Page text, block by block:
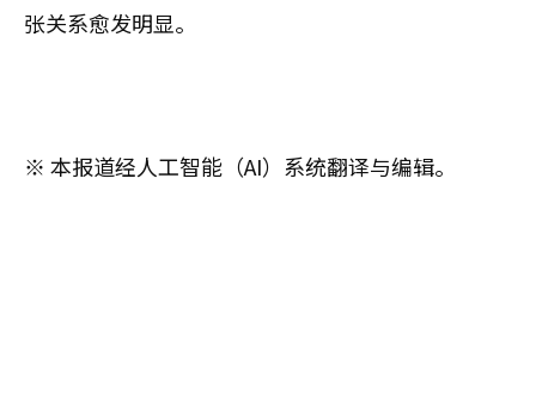
张关系愈发明显。
※ 本报道经人工智能（AI）系统翻译与编辑。